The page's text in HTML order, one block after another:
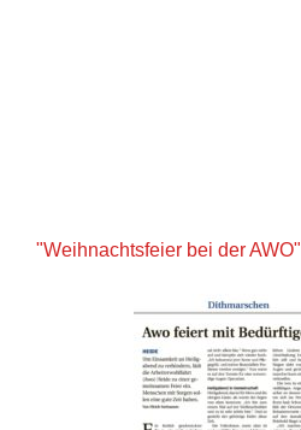
"Weihnachtsfeier bei der AWO"